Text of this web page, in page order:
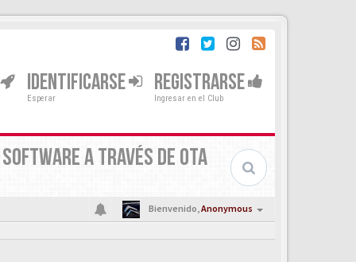
IDENTIFICARSE
Esperar
REGISTRARSE
Ingresar en el Club
A TRAVÉS DE OTA
Bienvenido,Anonymous